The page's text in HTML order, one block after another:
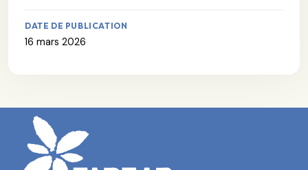
DATE DE PUBLICATION
16 mars 2026